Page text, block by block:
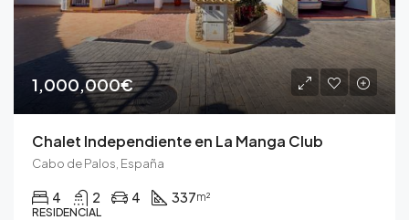
1,000,000€
Chalet Independiente en La Manga Club
Cabo de Palos, España
4 2 4 337m²
RESIDENCIAL